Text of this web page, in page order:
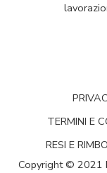
TERMINI E
RESI E
Copyright © 2021